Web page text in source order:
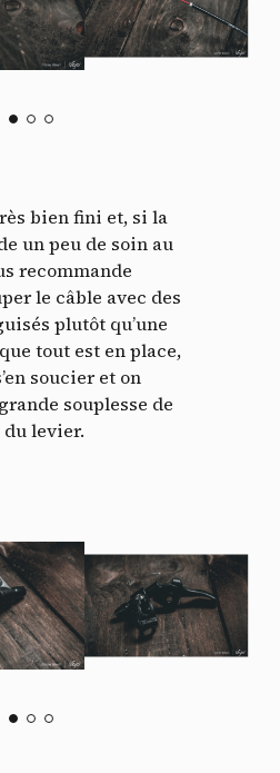
bien fini et, si la
un peu de soin au
recommande
le câble avec des
plutôt qu’une
tout est en place,
soucier et on
souplesse de
levier.